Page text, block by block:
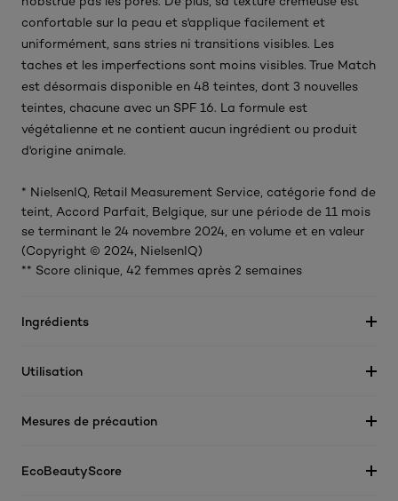
confortable sur la peau et s'applique facilement et
uniformément, sans stries ni transitions visibles. Les
taches et les imperfections sont moins visibles. True Match
est désormais disponible en 48 teintes, dont 3 nouvelles
teintes, chacune avec un SPF 16. La formule est
végétalienne et ne contient aucun ingrédient ou produit
d'origine animale.
* NielsenIQ, Retail Measurement Service, catégorie fond de
teint, Accord Parfait, Belgique, sur une période de 11 mois
se terminant le 24 novembre 2024, en volume et en valeur
(Copyright © 2024, NielsenIQ)
** Score clinique, 42 femmes après 2 semaines
Ingrédients
Utilisation
Mesures de précaution
EcoBeautyScore